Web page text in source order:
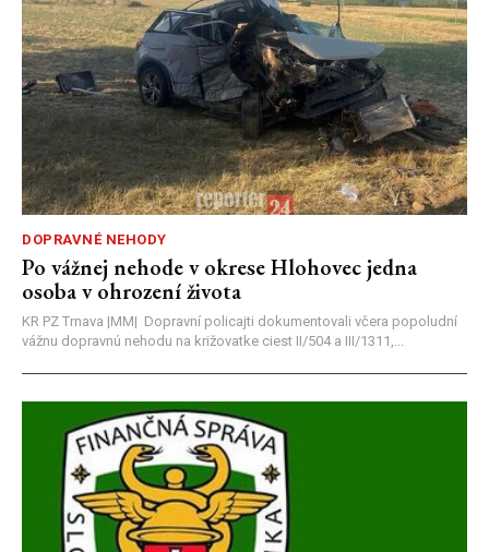
DOPRAVNÉ NEHODY
Po vážnej nehode v okrese Hlohovec jedna
osoba v ohrození života
KR PZ Trnava |MM| Dopravní policajti dokumentovali včera popoludní
vážnu dopravnú nehodu na križovatke ciest II/504 a III/1311,...